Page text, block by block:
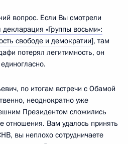
вопрос. Если Вы смотрели
«Группы восьми»:
свободе и демократии], там
потерял легитимность, он
по итогам встречи с Обамой
неоднократно уже
Президентом сложились
отношения. Вам удалось принять
вы неплохо сотрудничаете